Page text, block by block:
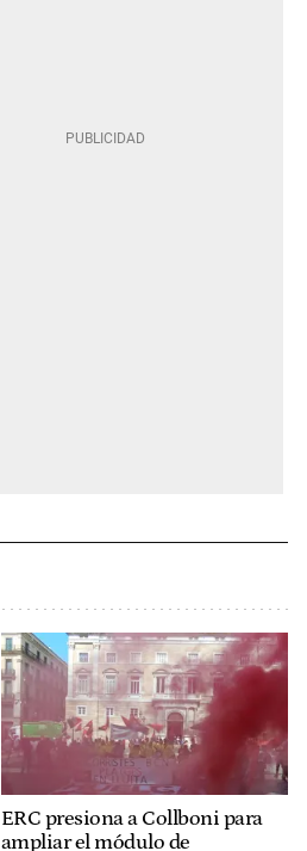
ERC presiona a Collboni para
ampliar el módulo de